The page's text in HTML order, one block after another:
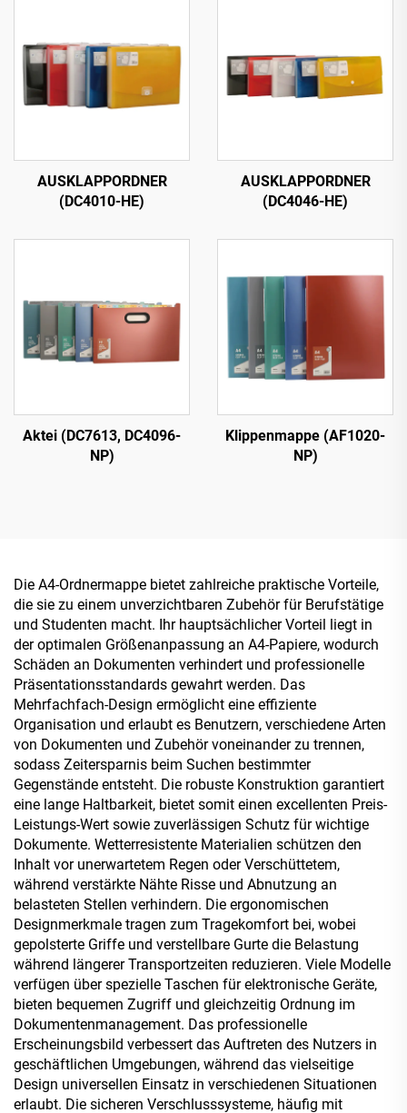
AUSKLAPPORDNER
(DC4010-HE)
AUSKLAPPORDNER
(DC4046-HE)
Aktei (DC7613, DC4096-
NP)
Klippenmappe (AF1020-
NP)
Die A4-Ordnermappe bietet zahlreiche praktische Vorteile,
die sie zu einem unverzichtbaren Zubehör für Berufstätige
und Studenten macht. Ihr hauptsächlicher Vorteil liegt in
der optimalen Größenanpassung an A4-Papiere, wodurch
Schäden an Dokumenten verhindert und professionelle
Präsentationsstandards gewahrt werden. Das
Mehrfachfach-Design ermöglicht eine effiziente
Organisation und erlaubt es Benutzern, verschiedene Arten
von Dokumenten und Zubehör voneinander zu trennen,
sodass Zeitersparnis beim Suchen bestimmter
Gegenstände entsteht. Die robuste Konstruktion garantiert
eine lange Haltbarkeit, bietet somit einen excellenten Preis-
Leistungs-Wert sowie zuverlässigen Schutz für wichtige
Dokumente. Wetterresistente Materialien schützen den
Inhalt vor unerwartetem Regen oder Verschüttetem,
während verstärkte Nähte Risse und Abnutzung an
belasteten Stellen verhindern. Die ergonomischen
Designmerkmale tragen zum Tragekomfort bei, wobei
gepolsterte Griffe und verstellbare Gurte die Belastung
während längerer Transportzeiten reduzieren. Viele Modelle
verfügen über spezielle Taschen für elektronische Geräte,
bieten bequemen Zugriff und gleichzeitig Ordnung im
Dokumentenmanagement. Das professionelle
Erscheinungsbild verbessert das Auftreten des Nutzers in
geschäftlichen Umgebungen, während das vielseitige
Design universellen Einsatz in verschiedenen Situationen
erlaubt. Die sicheren Verschlusssysteme, häufig mit